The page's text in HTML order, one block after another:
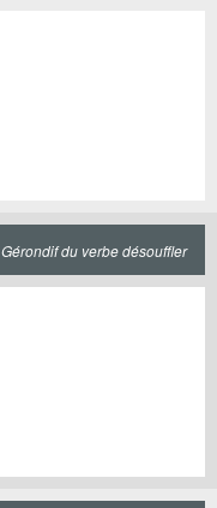
Gérondif du verbe désouffler